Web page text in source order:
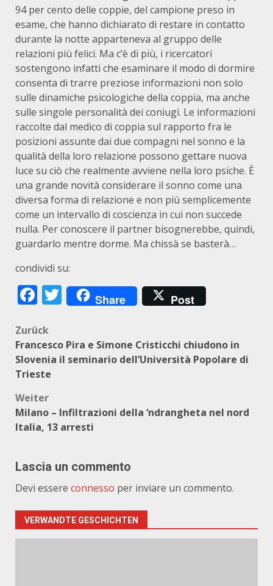
94 per cento delle coppie, del campione preso in
esame, che hanno dichiarato di restare in contatto
durante la notte apparteneva al gruppo delle
relazioni più felici. Ma c’è di più, i ricercatori
sostengono infatti che esaminare il modo di dormire
consenta di trarre preziose informazioni non solo
sulle dinamiche psicologiche della coppia, ma anche
sulle singole personalità dei coniugi. Le informazioni
raccolte dal medico di coppia sul rapporto fra le
posizioni assunte dai due compagni nel sonno e la
qualità della loro relazione possono gettare nuova
luce su ciò che realmente avviene nella loro psiche. È
una grande novità considerare il sonno come una
diversa forma di relazione e non più semplicemente
come un intervallo di coscienza in cui non succede
nulla. Per conoscere il partner bisognerebbe, quindi,
guardarlo mentre dorme. Ma chissà se basterà…
condividi su:
Facebook
Twitter
Share Post
Beitragsnavigation
Zurück
Francesco Pira e Simone Cristicchi chiudono in
Slovenia il seminario dell’Università Popolare di
Trieste
Weiter
Milano – Infiltrazioni della ‘ndrangheta nel nord
Italia, 13 arresti
Lascia un commento
Devi essere connesso per inviare un commento.
VERWANDTE GESCHICHTEN